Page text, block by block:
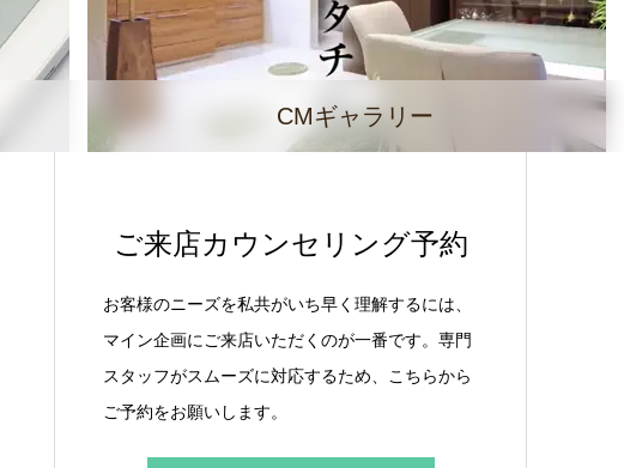
CMギャラリー
ご来店カウンセリング予約
お客様のニーズを私共がいち早く理解するには、
マイン企画にご来店いただくのが一番です。専門
スタッフがスムーズに対応するため、こちらから
ご予約をお願いします。